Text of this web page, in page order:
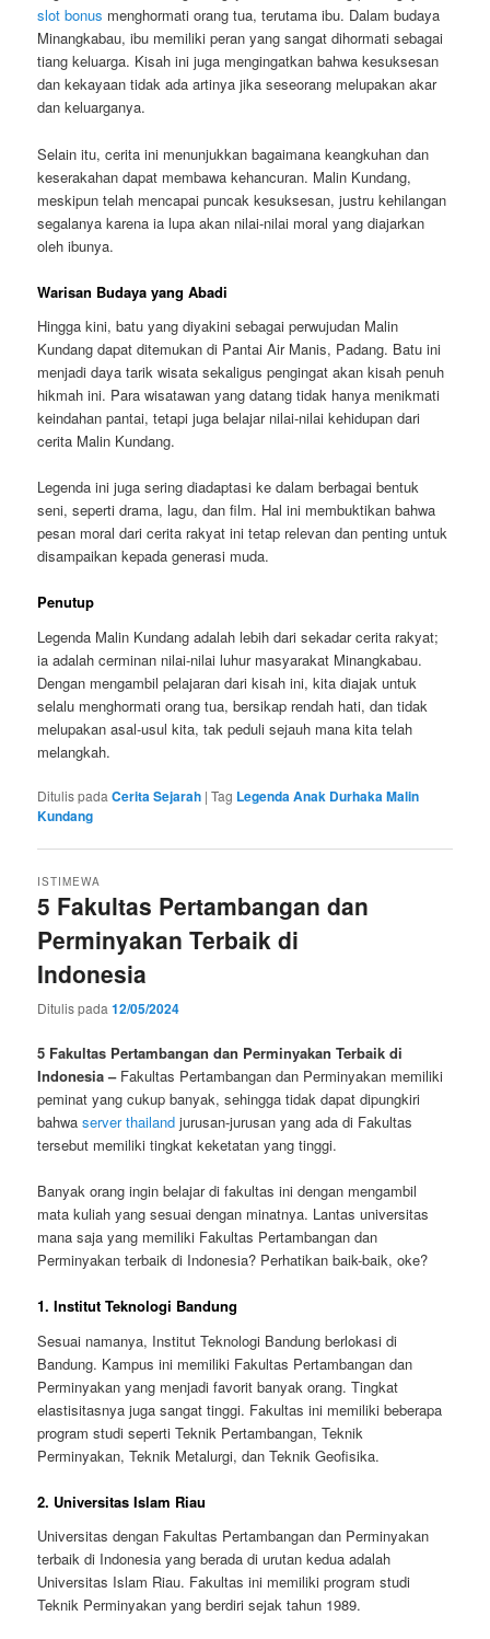
slot bonus menghormati orang tua, terutama ibu. Dalam budaya
Minangkabau, ibu memiliki peran yang sangat dihormati sebagai
tiang keluarga. Kisah ini juga mengingatkan bahwa kesuksesan
dan kekayaan tidak ada artinya jika seseorang melupakan akar
dan keluarganya.
Selain itu, cerita ini menunjukkan bagaimana keangkuhan dan
keserakahan dapat membawa kehancuran. Malin Kundang,
meskipun telah mencapai puncak kesuksesan, justru kehilangan
segalanya karena ia lupa akan nilai-nilai moral yang diajarkan
oleh ibunya.
Warisan Budaya yang Abadi
Hingga kini, batu yang diyakini sebagai perwujudan Malin
Kundang dapat ditemukan di Pantai Air Manis, Padang. Batu ini
menjadi daya tarik wisata sekaligus pengingat akan kisah penuh
hikmah ini. Para wisatawan yang datang tidak hanya menikmati
keindahan pantai, tetapi juga belajar nilai-nilai kehidupan dari
cerita Malin Kundang.
Legenda ini juga sering diadaptasi ke dalam berbagai bentuk
seni, seperti drama, lagu, dan film. Hal ini membuktikan bahwa
pesan moral dari cerita rakyat ini tetap relevan dan penting untuk
disampaikan kepada generasi muda.
Penutup
Legenda Malin Kundang adalah lebih dari sekadar cerita rakyat;
ia adalah cerminan nilai-nilai luhur masyarakat Minangkabau.
Dengan mengambil pelajaran dari kisah ini, kita diajak untuk
selalu menghormati orang tua, bersikap rendah hati, dan tidak
melupakan asal-usul kita, tak peduli sejauh mana kita telah
melangkah.
Ditulis pada Cerita Sejarah |Tag Legenda Anak Durhaka Malin
Kundang
5 Fakultas Pertambangan dan
Perminyakan Terbaik di
Indonesia
ISTIMEWA
Ditulis pada12/05/2024
5 Fakultas Pertambangan dan Perminyakan Terbaik di
Indonesia –Fakultas Pertambangan dan Perminyakan memiliki
peminat yang cukup banyak, sehingga tidak dapat dipungkiri
bahwaserver thailand jurusan-jurusan yang ada di Fakultas
tersebut memiliki tingkat keketatan yang tinggi.
Banyak orang ingin belajar di fakultas ini dengan mengambil
mata kuliah yang sesuai dengan minatnya. Lantas universitas
mana saja yang memiliki Fakultas Pertambangan dan
Perminyakan terbaik di Indonesia? Perhatikan baik-baik, oke?
1. Institut Teknologi Bandung
Sesuai namanya, Institut Teknologi Bandung berlokasi di
Bandung. Kampus ini memiliki Fakultas Pertambangan dan
Perminyakan yang menjadi favorit banyak orang. Tingkat
elastisitasnya juga sangat tinggi. Fakultas ini memiliki beberapa
program studi seperti Teknik Pertambangan, Teknik
Perminyakan, Teknik Metalurgi, dan Teknik Geofisika.
2. Universitas Islam Riau
Universitas dengan Fakultas Pertambangan dan Perminyakan
terbaik di Indonesia yang berada di urutan kedua adalah
Universitas Islam Riau. Fakultas ini memiliki program studi
Teknik Perminyakan yang berdiri sejak tahun 1989.